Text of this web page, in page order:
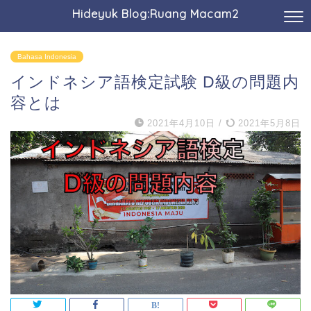
Hideyuk Blog:Ruang Macam2
Bahasa Indonesia
インドネシア語検定試験 D級の問題内
容とは
2021年4月10日 / 2021年5月8日